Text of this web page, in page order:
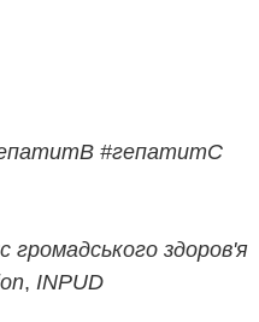
#гепатитC
громадського здоров'я
, INPUD